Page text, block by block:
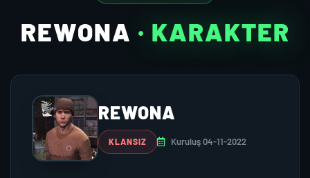
REWONA · KARAKTER
REWONA
KLANSIZ Kuruluş 04-11-2022